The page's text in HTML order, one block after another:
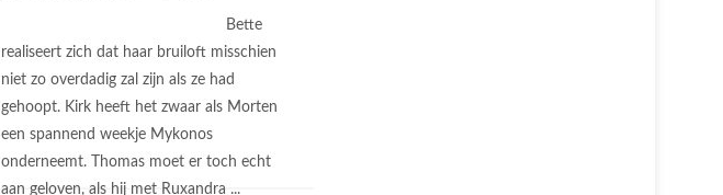
Bette
realiseert zich dat haar bruiloft misschien
niet zo overdadig zal zijn als ze had
gehoopt. Kirk heeft het zwaar als Morten
een spannend weekje Mykonos
onderneemt. Thomas moet er toch echt
aan geloven, als hij met Ruxandra ...